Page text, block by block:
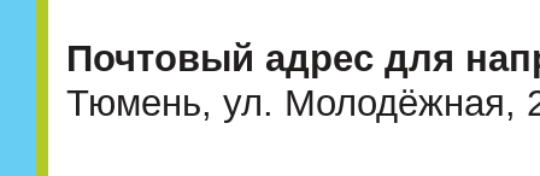
Почтовый адрес для
Тюмень, ул.